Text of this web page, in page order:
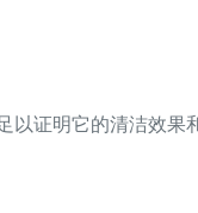
证明它的清洁效果